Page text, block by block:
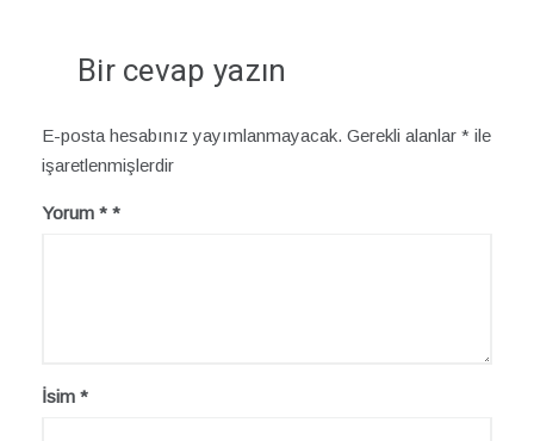
Bir cevap yazın
E-posta hesabınız yayımlanmayacak. Gerekli alanlar * ile
işaretlenmişlerdir
Yorum *
İsim *